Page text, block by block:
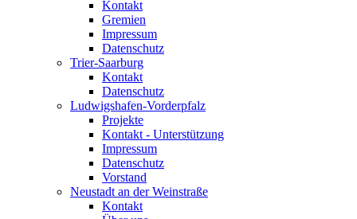
Kontakt
Gremien
Impressum
Datenschutz
Trier-Saarburg
Kontakt
Datenschutz
Ludwigshafen-Vorderpfalz
Projekte
Kontakt - Unterstützung
Impressum
Datenschutz
Vorstand
Neustadt an der Weinstraße
Kontakt